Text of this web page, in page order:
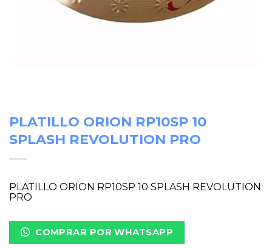
PLATILLO ORION RP10SP 10
SPLASH REVOLUTION PRO
PLATILLO ORION RP10SP 10 SPLASH REVOLUTION
PRO
COMPRAR POR WHATSAPP